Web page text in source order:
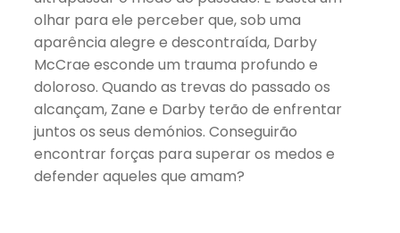
olhar para ele perceber que, sob uma
aparência alegre e descontraída, Darby
McCrae esconde um trauma profundo e
doloroso. Quando as trevas do passado os
alcançam, Zane e Darby terão de enfrentar
juntos os seus demónios. Conseguirão
encontrar forças para superar os medos e
defender aqueles que amam?